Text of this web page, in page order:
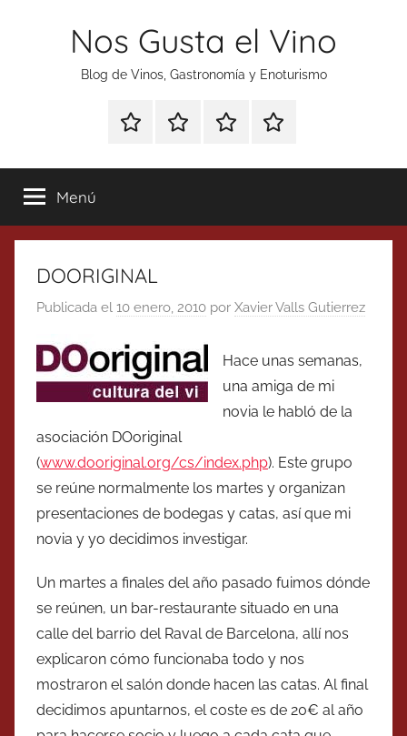
Nos Gusta el Vino
Blog de Vinos, Gastronomía y Enoturismo
Especial
Tonics
Enoturismo
Gastronomía
RankingContacto
Menú
DOORIGINAL
Publicada el 10 enero, 2010 por Xavier Valls Gutierrez
Hace unas semanas,
una amiga de mi
novia le habló de la
asociación DOoriginal
(www.dooriginal.org/cs/index.php). Este grupo
se reúne normalmente los martes y organizan
presentaciones de bodegas y catas, así que mi
novia y yo decidimos investigar.
Un martes a finales del año pasado fuimos dónde
se reúnen, un bar-restaurante situado en una
calle del barrio del Raval de Barcelona, allí nos
explicaron cómo funcionaba todo y nos
mostraron el salón donde hacen las catas. Al final
decidimos apuntarnos, el coste es de 20€ al año